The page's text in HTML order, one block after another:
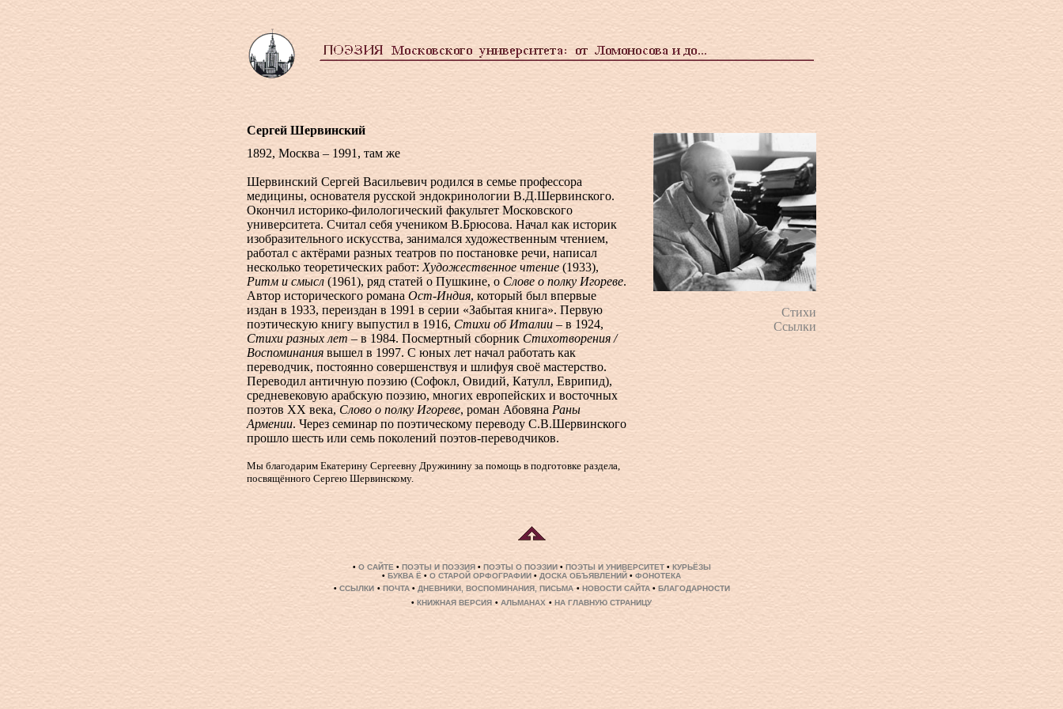
Сергей Шервинский
1892, Москва – 1991, там же
Шервинский Сергей Васильевич родился в семье профессора
медицины, основателя русской эндокринологии В.Д.Шервинского.
Окончил историко-филологический факультет Московского
университета. Считал себя учеником В.Брюсова. Начал как историк
изобразительного искусства, занимался художественным чтением,
работал с актёрами разных театров по постановке речи, написал
несколько теоретических работ: Художественное чтение (1933),
Ритм и смысл (1961), ряд статей о Пушкине, о Слове о полку Игореве.
Автор исторического романа Ост-Индия, который был впервые
издан в 1933, переиздан в 1991 в серии «Забытая книга». Первую
поэтическую книгу выпустил в 1916, Стихи об Италии– в 1924,
Стихи разных лет – в 1984. Посмертный сборник Стихотворения /
Воспоминания вышел в 1997. С юных лет начал работать как
переводчик, постоянно совершенствуя и шлифуя своё мастерство.
Переводил античную поэзию (Софокл, Овидий, Катулл, Еврипид),
средневековую арабскую поэзию, многих европейских и восточных
поэтов ХХ века, Слово о полку Игореве, роман Абовяна Раны
Армении. Через семинар по поэтическому переводу С.В.Шервинского
прошло шесть или семь поколений поэтов-переводчиков.
Мы благодарим Екатерину Сергеевну Дружинину за помощь в подготовке раздела,
посвящённого Сергею Шервинскому.
Стихи
Ссылки